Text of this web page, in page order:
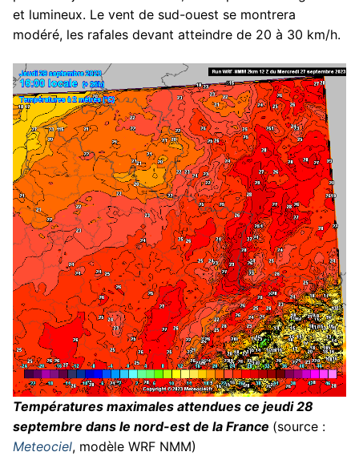
et lumineux. Le vent de sud-ouest se montrera
modéré, les rafales devant atteindre de 20 à 30 km/h.
Températures maximales attendues ce jeudi 28
septembre dans le nord-est de la France (source :
Meteociel, modèle WRF NMM)